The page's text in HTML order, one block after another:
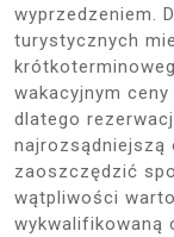
wyprzedzeniem.
turystycznych
wakacyjnym
dlatego
najrozsądniejszą
zaoszczędzić
wątpliwości
wykwalifikowaną